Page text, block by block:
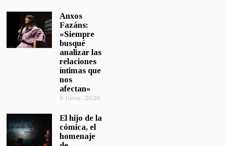
Anxos
Fazáns:
«Siempre
busqué
analizar las
relaciones
íntimas que
nos
afectan»
5 junio, 2026
El hijo de la
cómica, el
homenaje